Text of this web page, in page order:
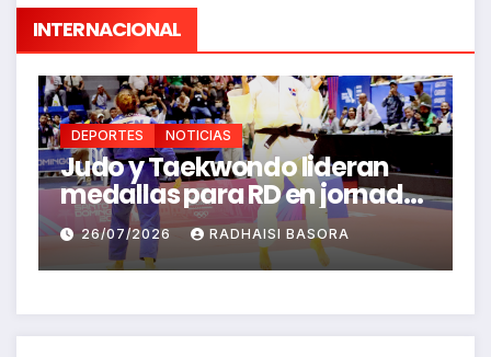
INTERNACIONAL
jornada
DEPORTES NOTICIAS
FEDOLA define su
para los Juegos
Centroamericanos y del
Caribe Santo Domingo
26/07/2026 RICHARD BAZIL